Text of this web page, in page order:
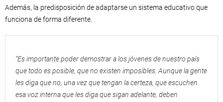
Además, la predisposición de adaptarse un sistema educativo que
funciona de forma diferente.
“Es importante poder demostrar a los jóvenes de nuestro país
que todo es posible, que no existen imposibles. Aunque la gente
les diga que no, una vez que tengan la certeza, que escuchen
esa voz interna que les diga que sigan adelante, deben